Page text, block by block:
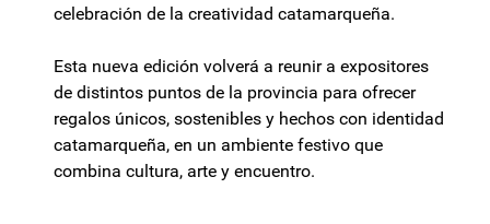
celebración de la creatividad catamarqueña.
Esta nueva edición volverá a reunir a expositores
de distintos puntos de la provincia para ofrecer
regalos únicos, sostenibles y hechos con identidad
catamarqueña, en un ambiente festivo que
combina cultura, arte y encuentro.